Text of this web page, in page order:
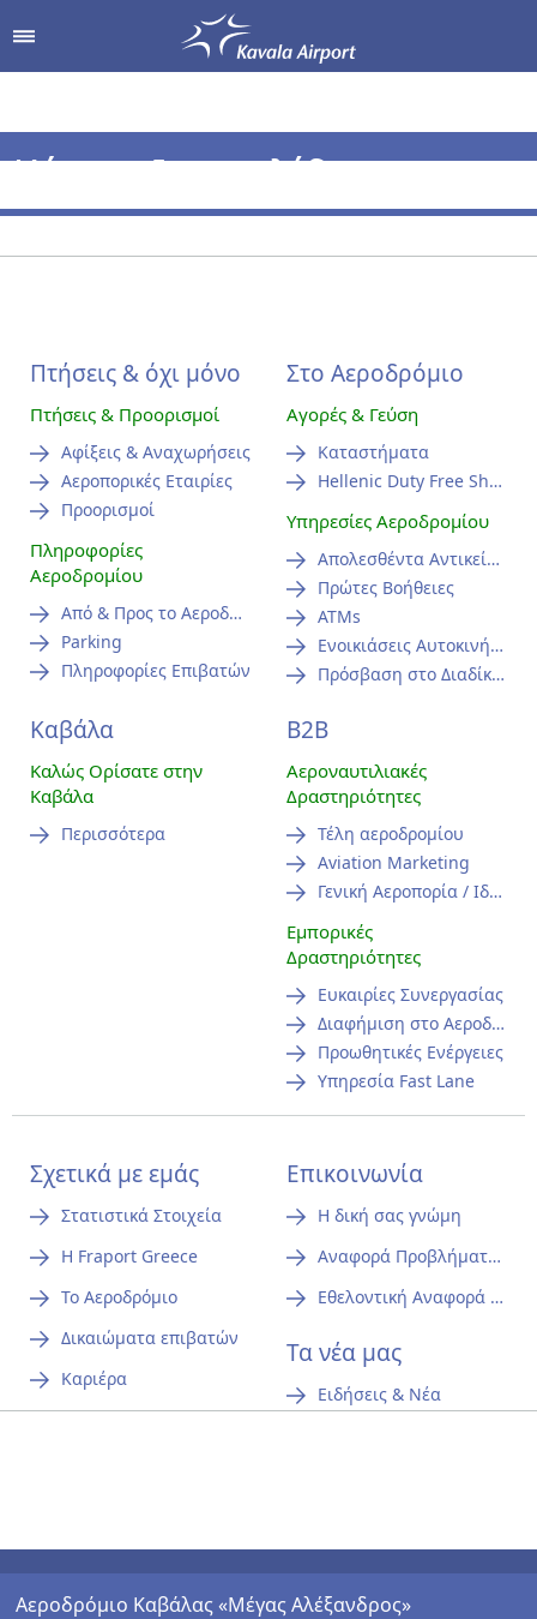
Από & Προς το Αεροδρόμιο
Πληροφορίες Επιβατών
Αγορές & Γεύση Υπηρεσίες
Καταστήματα
Χάρτης Ιστοσελίδας
Πτήσεις & όχι μόνo
Πτήσεις & Προορισμοί
Αφίξεις & Αναχωρήσεις
Αεροπορικές Εταιρίες
Προορισμοί
Πληροφορίες
Αεροδρομίου
Από & Προς το Αεροδρόμιο
Parking
Πληροφορίες Επιβατών
Στο Αεροδρόμιο
Αγορές & Γεύση
Καταστήματα
Hellenic Duty Free Shops
Υπηρεσίες Αεροδρομίου
Απολεσθέντα Αντικείμενα
Πρώτες Βοήθειες
ATMs
Ενοικιάσεις Αυτοκινήτων
Πρόσβαση στο Διαδίκτυο (WiFi)
Καβάλα
Καλώς Ορίσατε στην
Καβάλα
Περισσότερα
B2B
Αεροναυτιλιακές
Δραστηριότητες
Τέλη αεροδρομίου
Aviation Marketing
Γενική Αεροπορία / Ιδιωτικά Αεροσκάφη
Εμπορικές
Δραστηριότητες
Ευκαιρίες Συνεργασίας
Διαφήμιση στο Αεροδρόμιο
Προωθητικές Ενέργειες
Υπηρεσία Fast Lane
Σχετικά με εμάς
Στατιστικά Στοιχεία
Η Fraport Greece
Το Αεροδρόμιο
Δικαιώματα επιβατών
Καριέρα
Επικοινωνία
Η δική σας γνώμη
Αναφορά Προβλήματος Θορύβου
Εθελοντική Αναφορά Περιστατικών Αεροπορικής Ασφάλειας (Safety)
Τα νέα μας
Ειδήσεις & Νέα
Αεροδρόμιο Καβάλας «Μέγας Αλέξανδρος»